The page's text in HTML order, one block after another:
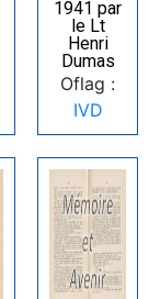
1941 par
le Lt
Henri
Dumas
Oflag :
IVD